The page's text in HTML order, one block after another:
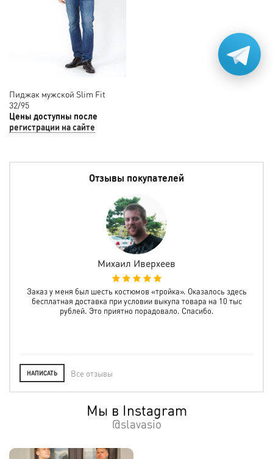
Пиджак мужской Slim Fit
32/95
Цены доступны после
регистрации на сайте
Отзывы покупателей
Михаил Иверхеев
Заказ у меня был шесть костюмов «тройка». Оказалось здесь
бесплатная доставка при условии выкупа товара на 10 тыс
рублей. Это приятно порадовало. Спасибо.
НАПИСАТЬ Все отзывы
Мы в Instagram
@slavasio